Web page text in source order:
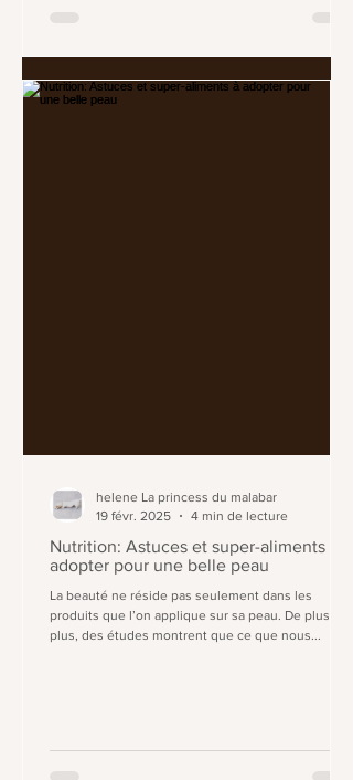
Nutrition: Astuces et super-aliments à
adopter pour une belle peau
La beauté ne réside pas seulement dans les
produits que l’on applique sur sa peau. De plus en
plus, des études montrent que ce que nous...
helene La princess du malabar
19 févr. 2025
4 min de lecture